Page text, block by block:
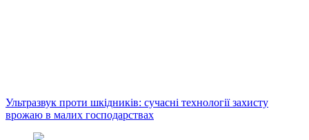
Ультразвук проти шкідників: сучасні технології захисту
врожаю в малих господарствах